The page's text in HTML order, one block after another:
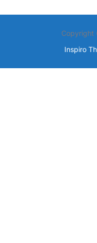
Copyright
Inspiro